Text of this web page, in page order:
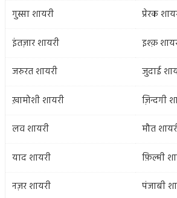
गुस्सा शायरी
प्रेरक
इंतज़ार शायरी
इश्क़
जरुरत शायरी
जुदाई
ख़ामोशी शायरी
ज़िन्दगी
लव शायरी
मौत
याद शायरी
फ़िल्मी
नज़र शायरी
पंजाबी